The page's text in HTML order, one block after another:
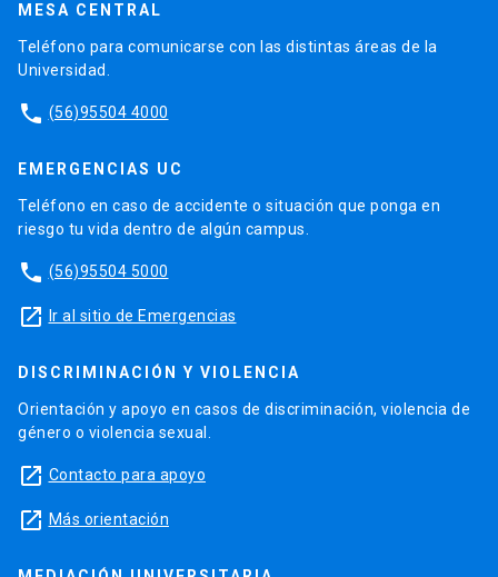
MESA CENTRAL
Teléfono para comunicarse con las distintas áreas de la
Universidad.
phone (56)95504 4000
EMERGENCIAS UC
Teléfono en caso de accidente o situación que ponga en
riesgo tu vida dentro de algún campus.
phone (56)95504 5000
launch Ir al sitio de Emergencias
DISCRIMINACIÓN Y VIOLENCIA
Orientación y apoyo en casos de discriminación, violencia de
género o violencia sexual.
launch Contacto para apoyo
launch Más orientación